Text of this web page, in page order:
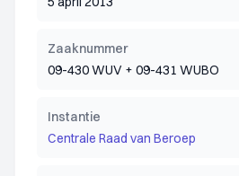
Zaaknummer
09-430 WUV + 09-431 WUBO
Instantie
Centrale Raad van Beroep